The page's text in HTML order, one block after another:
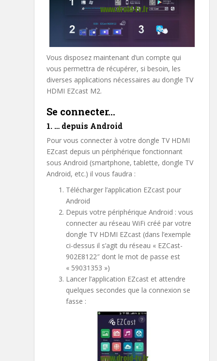
Vous disposez maintenant d’un compte qui
vous permettra de récupérer, si besoin, les
diverses applications nécessaires au dongle TV
HDMI EZcast M2.
Se connecter…
1. … depuis Android
Pour vous connecter à votre dongle TV HDMI
EZcast depuis un périphérique fonctionnant
sous Android (smartphone, tablette, dongle TV
Android, etc.) il vous faudra :
Télécharger l’application EZcast pour
Android
Depuis votre périphérique Android : vous
connecter au réseau WiFi créé par votre
dongle TV HDMI EZcast (dans l’exemple
ci-dessus il s’agit du réseau « EZCast-
902E8122″ dont le mot de passe est
« 59031353 »)
Lancer l’application EZcast et attendre
quelques secondes que la connexion se
fasse :